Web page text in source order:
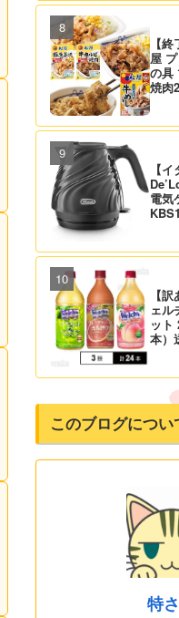
【
屋
の具
焼肉
料！
【
電気
【
ェル
ット
本）
このブログについ
特